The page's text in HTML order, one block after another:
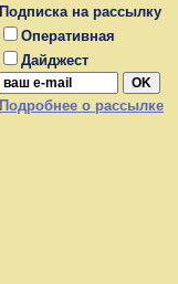
Подписка на рассылку
Оперативная
Дайджест
Подробнее о рассылке